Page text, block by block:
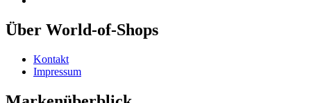
Über World-of-Shops
Kontakt
Impressum